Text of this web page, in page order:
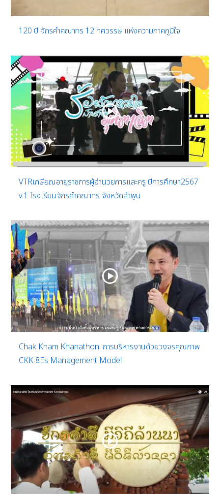
120 ปี จักรคำคณาทร 12 ทศวรรษ แห่งความภาคภูมิใจ
VTRเกษียณอายุราชการผู้อำนวยการและครู ปีการศึกษา2567
v.1 โรงเรียนจักรคำคณาทร จังหวัดลำพูน
Chak Kham Khanathon: การบริหารงานด้วยวงจรคุณภาพ
CKK 8Es Management Model